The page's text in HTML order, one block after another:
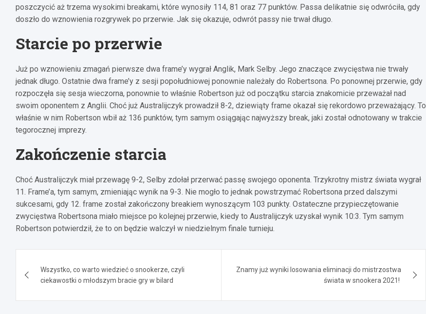
poszczycić aż trzema wysokimi breakami, które wynosiły 114, 81 oraz 77 punktów. Passa delikatnie się odwróciła, gdy
doszło do wznowienia rozgrywek po przerwie. Jak się okazuje, odwrót passy nie trwał długo.
Starcie po przerwie
Już po wznowieniu zmagań pierwsze dwa frame’y wygrał Anglik, Mark Selby. Jego znaczące zwycięstwa nie trwały
jednak długo. Ostatnie dwa frame’y z sesji popołudniowej ponownie należały do Robertsona. Po ponownej przerwie, gdy
rozpoczęła się sesja wieczorna, ponownie to właśnie Robertson już od początku starcia znakomicie przeważał nad
swoim oponentem z Anglii. Choć już Australijczyk prowadził 8-2, dziewiąty frame okazał się rekordowo przeważający. To
właśnie w nim Robertson wbił aż 136 punktów, tym samym osiągając najwyższy break, jaki został odnotowany w trakcie
tegorocznej imprezy.
Zakończenie starcia
Choć Australijczyk miał przewagę 9-2, Selby zdołał przerwać passę swojego oponenta. Trzykrotny mistrz świata wygrał
11. Frame’a, tym samym, zmieniając wynik na 9-3. Nie mogło to jednak powstrzymać Robertsona przed dalszymi
sukcesami, gdy 12. frame został zakończony breakiem wynoszącym 103 punkty. Ostateczne przypieczętowanie
zwycięstwa Robertsona miało miejsce po kolejnej przerwie, kiedy to Australijczyk uzyskał wynik 10:3. Tym samym
Robertson potwierdził, że to on będzie walczył w niedzielnym finale turnieju.
wpisu
Wszystko, co warto wiedzieć o snookerze, czyli
ciekawostki o młodszym bracie gry w bilard
Znamy już wyniki losowania eliminacji do mistrzostwa
świata w snookera 2021!